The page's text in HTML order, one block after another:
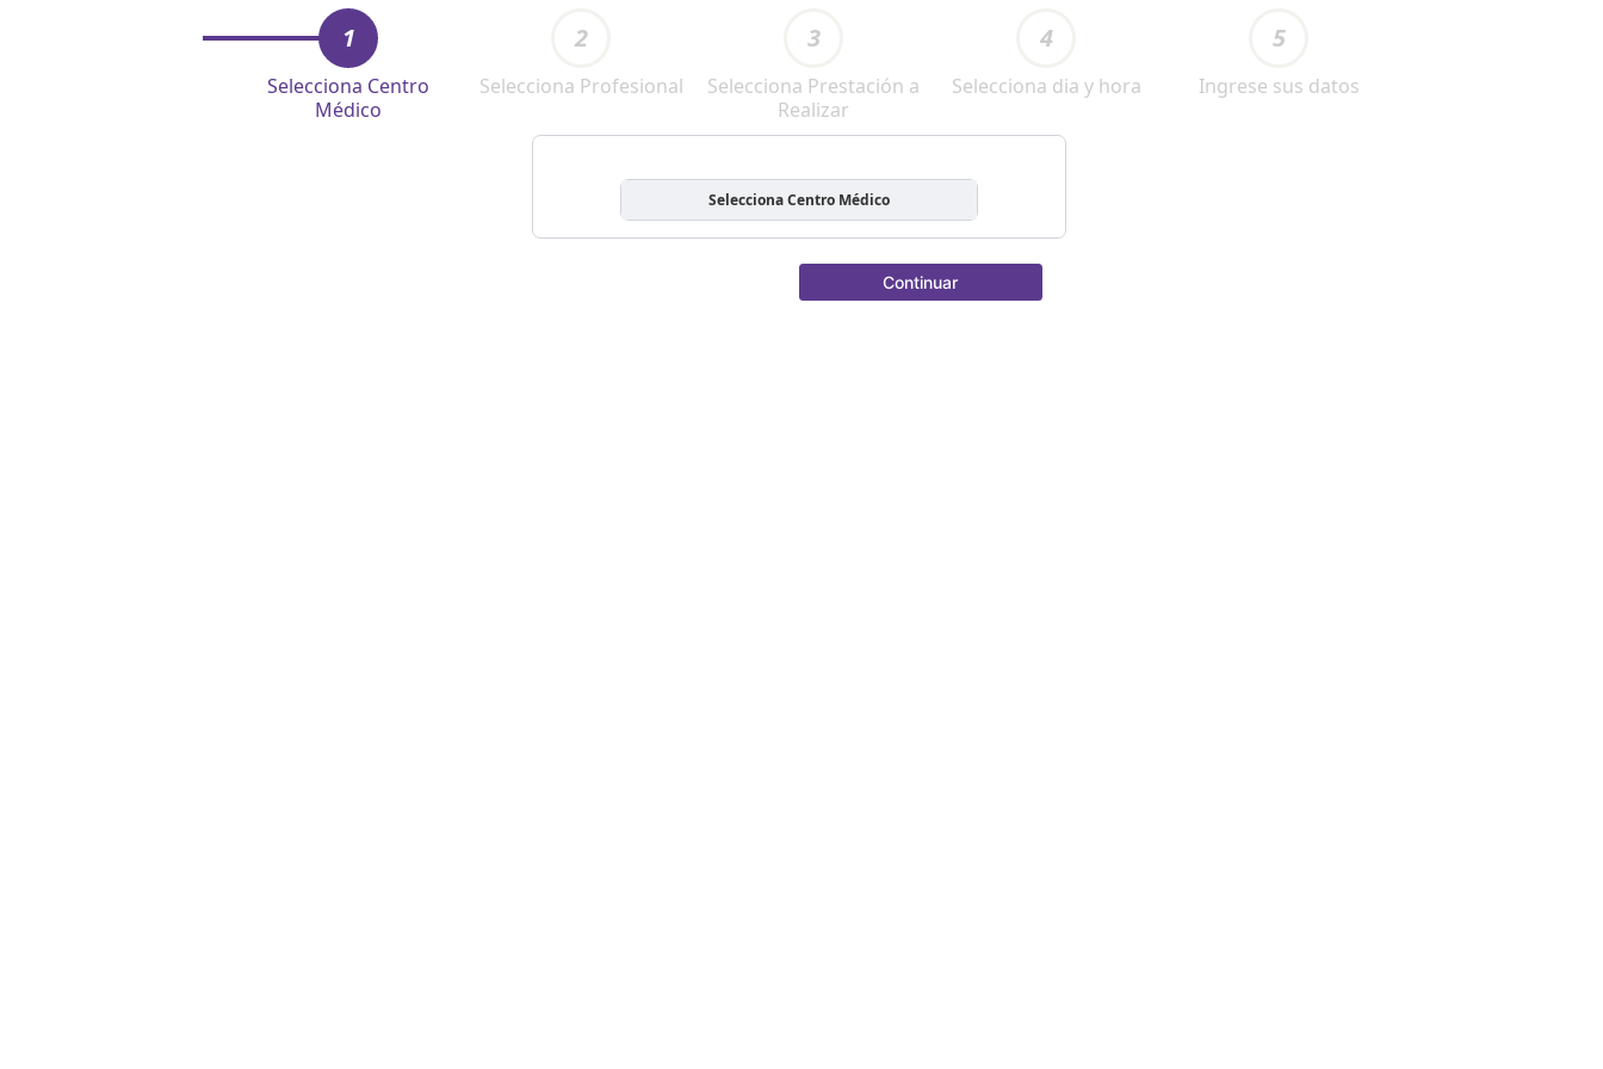
1
Selecciona Centro
Médico
2
Selecciona Profesional
3
Selecciona Prestación a
Realizar
4
Selecciona dia y hora
5
Ingrese sus datos
Selecciona Centro Médico
Continuar